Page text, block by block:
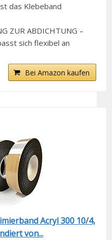
das Klebeband
ZUR ABDICHTUNG –
sich flexibel an
Bei Amazon kaufen
Acryl 300 10/4,
von...